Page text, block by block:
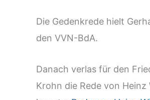
Die Gedenkrede hielt
den VVN-BdA.
Danach verlas für den
Krohn die Rede von Heinz